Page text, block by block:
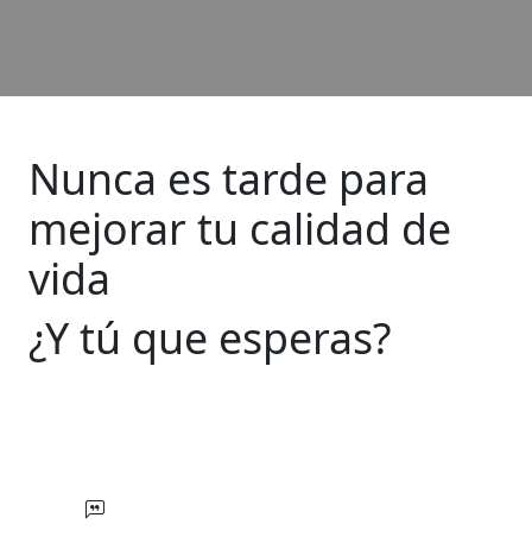
Nunca es tarde para
mejorar tu calidad de
vida
¿Y tú que esperas?